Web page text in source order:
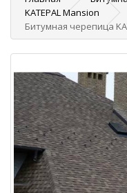
KATEPAL Mansion
Битумная черепица